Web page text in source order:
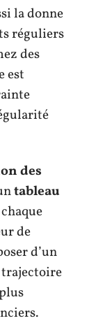
la donne
réguliers
des
est
des
tableau
de
d’un